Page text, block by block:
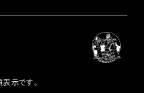
示です。